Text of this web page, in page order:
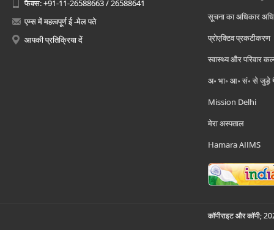
फैक्स: +91-11-26588663 / 26588641
एम्स में महत्वपूर्ण ई -मेल पते
आपकी प्रतिक्रिया दें
सूचना का अधिकार
प्रोएक्टिव प्रकटीकरण
स्वास्थ्य और परिवार
अ॰ भा॰ आ॰ सं॰ से जुड़े
Mission Delhi
मेरा अस्पताल
Hamara AIIMS
कॉपीराइट और कॉपी;